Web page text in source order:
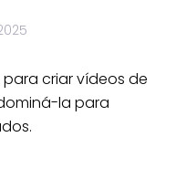
para criar vídeos de
la para